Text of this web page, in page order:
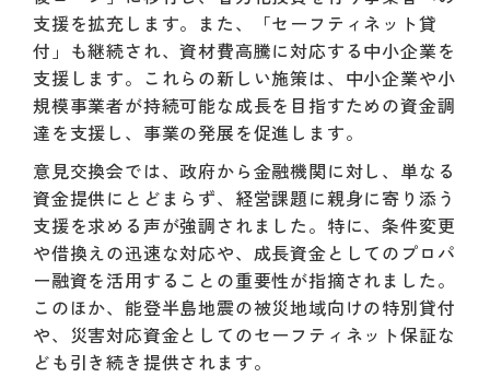
支援を拡充します。また、「セーフティネット貸
付」も継続され、資材費高騰に対応する中小企業を
支援します。これらの新しい施策は、中小企業や小
規模事業者が持続可能な成長を目指すための資金調
達を支援し、事業の発展を促進します。
意見交換会では、政府から金融機関に対し、単なる
資金提供にとどまらず、経営課題に親身に寄り添う
支援を求める声が強調されました。特に、条件変更
や借換えの迅速な対応や、成長資金としてのプロパ
ー融資を活用することの重要性が指摘されました。
このほか、能登半島地震の被災地域向けの特別貸付
や、災害対応資金としてのセーフティネット保証な
ども引き続き提供されます。